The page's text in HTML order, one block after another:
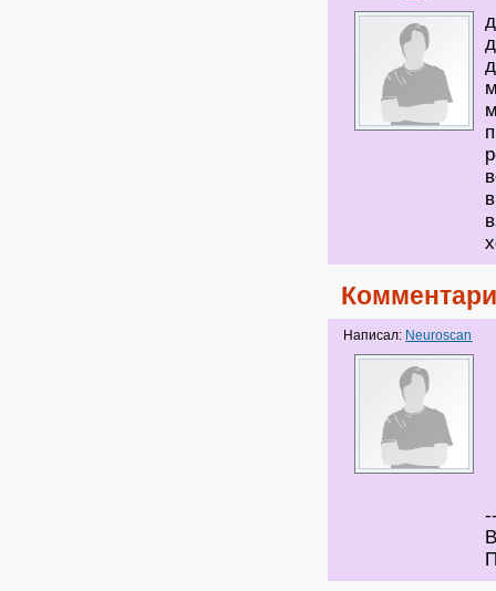
Написал: Neuroscan